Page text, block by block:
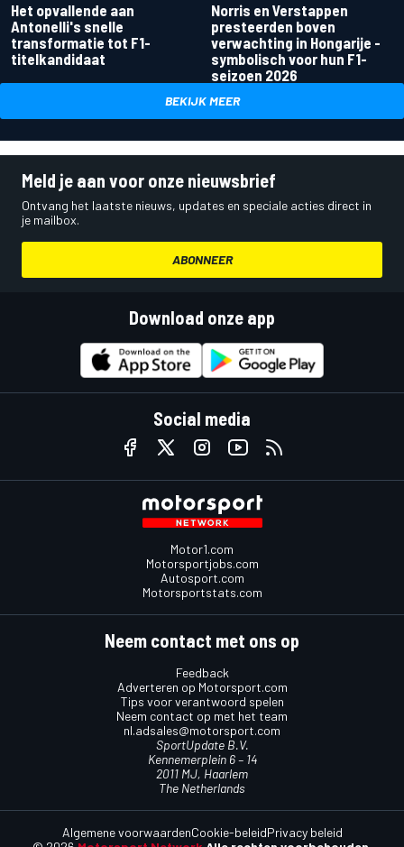
Het opvallende aan
Antonelli's snelle
transformatie tot F1-
titelkandidaat
Norris en Verstappen
presteerden boven
verwachting in Hongarije -
symbolisch voor hun F1-
seizoen 2026
BEKIJK MEER
Meld je aan voor onze nieuwsbrief
Ontvang het laatste nieuws, updates en speciale acties direct in
je mailbox.
ABONNEER
Download onze app
Social media
Motor1.com
Motorsportjobs.com
Autosport.com
Motorsportstats.com
Neem contact met ons op
Feedback
Adverteren op Motorsport.com
Tips voor verantwoord spelen
Neem contact op met het team
nl.adsales@motorsport.com
SportUpdate B.V.
Kennemerplein 6 – 14
2011 MJ, Haarlem
The Netherlands
Algemene voorwaardenCookie-beleidPrivacy beleid